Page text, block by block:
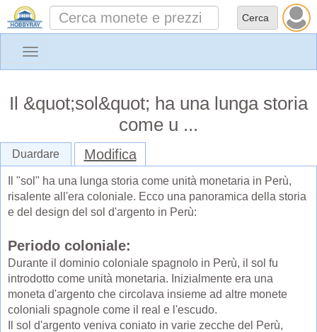
Toggle
Il &quot;sol&quot; ha una lunga storia
come u ...
Duardare Modifica
Il "sol" ha una lunga storia come unità monetaria in Perù,
risalente all'era coloniale. Ecco una panoramica della storia
e del design del sol d'argento in Perù:
Periodo coloniale:
Durante il dominio coloniale spagnolo in Perù, il sol fu
introdotto come unità monetaria. Inizialmente era una
moneta d'argento che circolava insieme ad altre monete
coloniali spagnole come il real e l'escudo.
Il sol d'argento veniva coniato in varie zecche del Perù,